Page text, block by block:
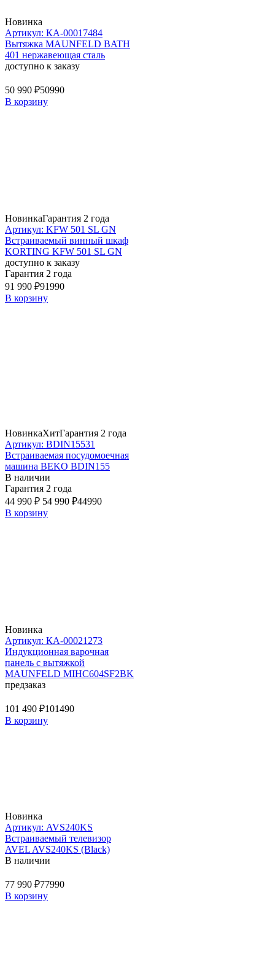
Новинка
Артикул: КА-00017484
Вытяжка MAUNFELD BATH
401 нержавеющая сталь
доступно к заказу
50 990 ₽50990
В корзину
НовинкаГарантия 2 года
Артикул: KFW 501 SL GN
Встраиваемый винный шкаф
KORTING KFW 501 SL GN
доступно к заказу
Гарантия 2 года
91 990 ₽91990
В корзину
НовинкаХитГарантия 2 года
Артикул: BDIN15531
Встраиваемая посудомоечная
машина BEKO BDIN155
В наличии
Гарантия 2 года
44 990 ₽ 54 990 ₽44990
В корзину
Новинка
Артикул: КА-00021273
Индукционная варочная
панель с вытяжкой
MAUNFELD MIHC604SF2BK
предзаказ
101 490 ₽101490
В корзину
Новинка
Артикул: AVS240KS
Встраиваемый телевизор
AVEL AVS240KS (Black)
В наличии
77 990 ₽77990
В корзину